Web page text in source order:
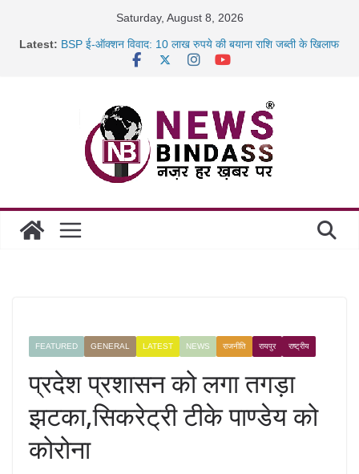
Saturday, August 8, 2026
Latest: BSP ई-ऑक्शन विवाद: 10 लाख रुपये की बयाना राशि जब्ती के खिलाफ
साइबर ठगी पर दुर्ग पुलिस का बड़ा एक्शन: 13 म्यूल बैंक खाताधारक
गिरफ्तार
FEATURED GENERAL LATEST NEWS राजनीति रायपुर राष्ट्रीय
प्रदेश प्रशासन को लगा तगड़ा
झटका,सिकरेट्री टीके पाण्डेय को
कोरोना